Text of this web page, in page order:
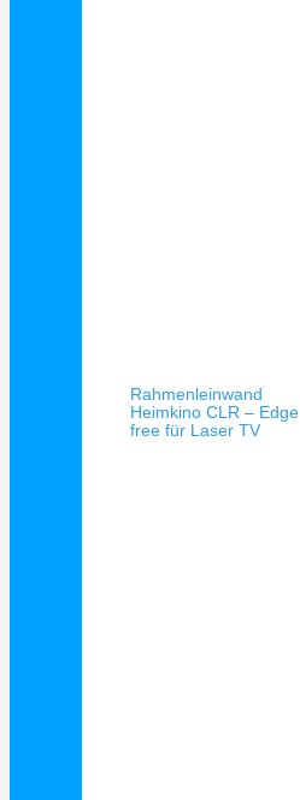
Rahmenleinwand
Heimkino CLR – Edge
free für Laser TV